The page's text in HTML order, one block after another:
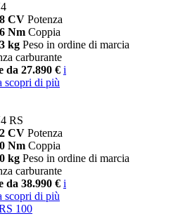
CV Potenza
Nm Coppia
kg Peso in ordine di marcia
carburante
da 27.890 € i
scopri di più
RS
CV Potenza
Nm Coppia
kg Peso in ordine di marcia
carburante
da 38.990 € i
scopri di più
100